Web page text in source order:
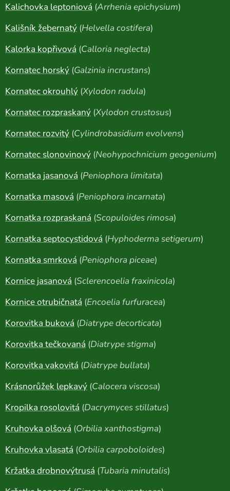
Kalichovka leptoniová (Arrhenia epichysium)
Kališník žebernatý (Helvella costifera)
Kalorka kopřivová (Calloria neglecta)
Kornatec horský (Galzinia incrustans)
Kornatec okrouhlý (Xylodon radula)
Kornatec rozpraskaný (Xylodon crustosus)
Kornatec rozvitý (Cylindrobasidium evolvens)
Kornatec slonovinový (Neohypochnicium geogenium)
Kornatka jasanová (Peniophora limitata)
Kornatka masová (Peniophora incarnata)
Kornatka rozpraskaná (Scopuloides rimosa)
Kornatka septocystidová (Hyphoderma setigerum)
Kornatka smrková (Peniophora piceae)
Kornice jasanová (Sclerencoelia fraxinicola)
Kornice otrubičnatá (Encoelia furfuracea)
Korovitka buková (Diatrype decorticata)
Korovitka tečkovaná (Diatrype stigma)
Korovitka vakovitá (Diatrype bullata)
Krásnorůžek lepkavý (Calocera viscosa)
Kropilka rosolovitá (Dacrymyces stillatus)
Kruhovka olšová (Orbilia xanthostigma)
Kruhovka vlasatá (Orbilia carpoboloides)
Kržatka drobnovýtrusá (Tubaria minutalis)